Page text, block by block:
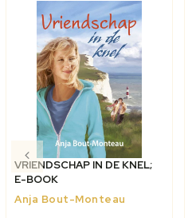
VRIENDSCHAP IN DE KNEL;
E-BOOK
Anja Bout-Monteau